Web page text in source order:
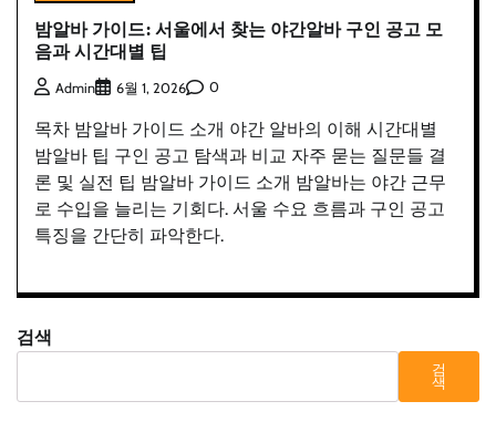
밤알바 가이드: 서울에서 찾는 야간알바 구인 공고 모
음과 시간대별 팁
Admin 6월 1, 2026 0
목차 밤알바 가이드 소개 야간 알바의 이해 시간대별
밤알바 팁 구인 공고 탐색과 비교 자주 묻는 질문들 결
론 및 실전 팁 밤알바 가이드 소개 밤알바는 야간 근무
로 수입을 늘리는 기회다. 서울 수요 흐름과 구인 공고
특징을 간단히 파악한다.
검색
검
색